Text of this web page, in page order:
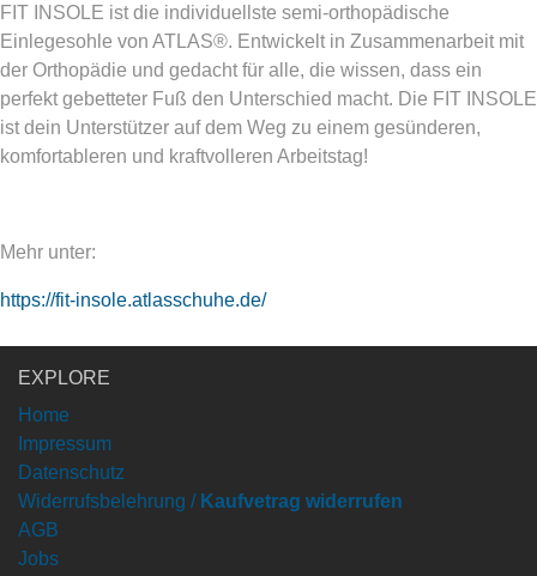
FIT INSOLE ist die individuellste semi-orthopädische
Einlegesohle von ATLAS®. Entwickelt in Zusammenarbeit mit
der Orthopädie und gedacht für alle, die wissen, dass ein
perfekt gebetteter Fuß den Unterschied macht. Die FIT INSOLE
ist dein Unterstützer auf dem Weg zu einem gesünderen,
komfortableren und kraftvolleren Arbeitstag!
Mehr unter:
https://fit-insole.atlasschuhe.de/
EXPLORE
Home
Impressum
Datenschutz
Widerrufsbelehrung / Kaufvetrag widerrufen
AGB
Jobs